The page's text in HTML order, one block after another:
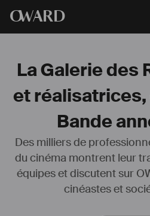
OWARD
La Galerie des
et
Bande
Des milliers de
du cinéma montrent leur
équipes et discutent sur
cinéastes et